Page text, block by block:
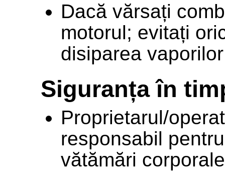
Dacă vărsați
motorul; evitați
disiparea
Siguranța în
Proprietarul/
responsabil
vătămări